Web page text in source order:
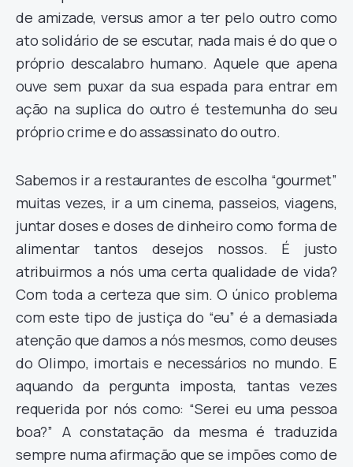
de amizade, versus amor a ter pelo outro como
ato solidário de se escutar, nada mais é do que o
próprio descalabro humano. Aquele que apena
ouve sem puxar da sua espada para entrar em
ação na suplica do outro é testemunha do seu
próprio crime e do assassinato do outro.
Sabemos ir a restaurantes de escolha “gourmet”
muitas vezes, ir a um cinema, passeios, viagens,
juntar doses e doses de dinheiro como forma de
alimentar tantos desejos nossos. É justo
atribuirmos a nós uma certa qualidade de vida?
Com toda a certeza que sim. O único problema
com este tipo de justiça do “eu” é a demasiada
atenção que damos a nós mesmos, como deuses
do Olimpo, imortais e necessários no mundo. E
aquando da pergunta imposta, tantas vezes
requerida por nós como: “Serei eu uma pessoa
boa?” A constatação da mesma é traduzida
sempre numa afirmação que se impões como de